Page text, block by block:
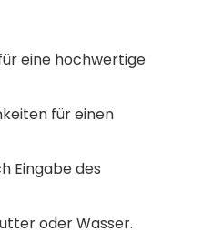
eine hochwertige
für einen
Eingabe des
oder Wasser.